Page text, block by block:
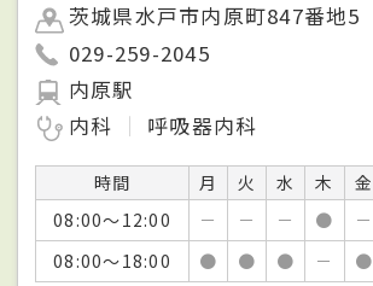
茨城県水戸市内原町847番地5
029-259-2045
内原駅
内科
呼吸器内科
時間 月 火 水 木 金
08:00～12:00
－ － － ● －
08:00～18:00
● ● ● － ●